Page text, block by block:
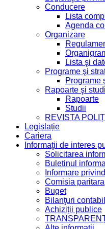
Conducere
Lista
Agenda
Organizare
Lista şi
Programe şi
Programe
Rapoarte şi
Rapoarte
Studii
REVISTA
Legislație
Cariera
Informaţii de interes
Solicitarea
Buletinul
Informare
Comisia paritara
Buget
Bilanţuri
Achiziții publice